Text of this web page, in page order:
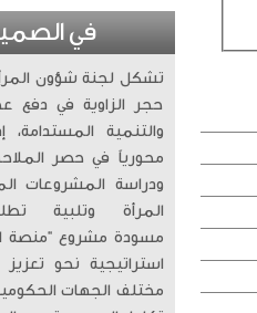
في
تشكل لجنة شؤون
حجر الزاوية في دفع
والتنمية المستدامة،
محورياً في حصر
ودراسة المشروعات
المرأة وتلبية
مسودة مشروع “منصة
استراتيجية نحو
مختلف الجهات